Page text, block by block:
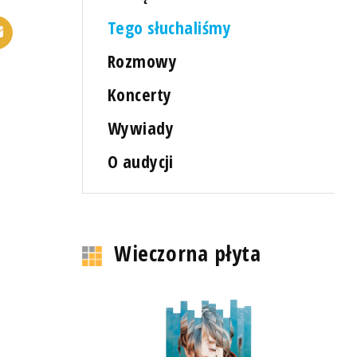
Tego słuchaliśmy
Rozmowy
Koncerty
Wywiady
O audycji
Wieczorna płyta